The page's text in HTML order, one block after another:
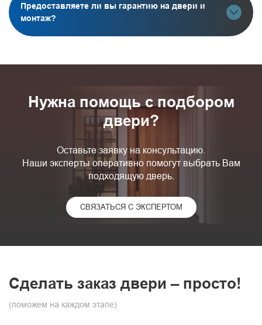
Предоставляете ли вы гарантию на двери и
монтаж?
Нужна помощь с подбором
двери?
Оставьте заявку на консультацию.
Наши эксперты оперативно помогут выбрать Вам
подходящую дверь.
СВЯЗАТЬСЯ С ЭКСПЕРТОМ
Сделать заказ двери – просто!
(поможем на каждом этапе)